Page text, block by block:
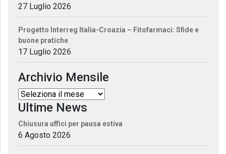
27 Luglio 2026
Progetto Interreg Italia-Croazia – Fitofarmaci: Sfide e
buone pratiche
17 Luglio 2026
Archivio Mensile
Ultime News
Chiusura uffici per pausa estiva
6 Agosto 2026